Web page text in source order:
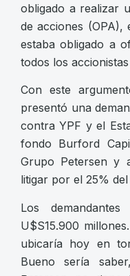
obligado a realizar
de acciones (OPA),
estaba obligado a
todos los
Con este
presentó una
contra YPF y el
fondo Burford
Grupo Petersen y
litigar por el 25%
Los
U$S15.900
ubicaría hoy en
Bueno sería